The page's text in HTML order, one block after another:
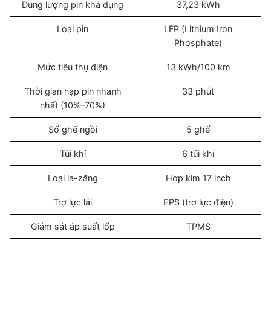
Dung lượng pin khả dụng 37,23 kWh
Loại pin
LFP (Lithium Iron
Phosphate)
Mức tiêu thụ điện 13 kWh/100 km
Thời gian nạp pin nhanh
nhất (10%–70%)
33 phút
Số ghế ngồi 5 ghế
Túi khí 6 túi khí
Loại la-zăng Hợp kim 17 inch
Trợ lực lái EPS (trợ lực điện)
Giám sát áp suất lốp TPMS